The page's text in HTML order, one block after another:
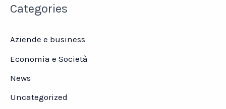
Categories
Aziende e business
Economia e Società
News
Uncategorized